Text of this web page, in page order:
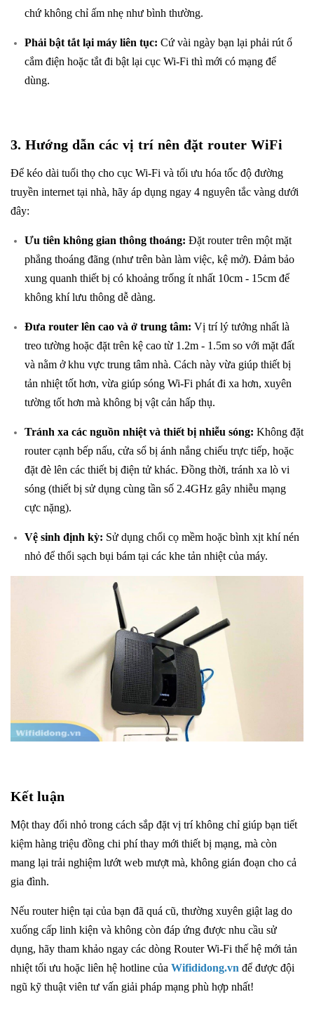
chứ không chỉ ấm nhẹ như bình thường.
Phải bật tắt lại máy liên tục: Cứ vài ngày bạn lại phải rút ổ
cắm điện hoặc tắt đi bật lại cục Wi-Fi thì mới có mạng để
dùng.
3. Hướng dẫn các vị trí nên đặt router WiFi
Để kéo dài tuổi thọ cho cục Wi-Fi và tối ưu hóa tốc độ đường
truyền internet tại nhà, hãy áp dụng ngay 4 nguyên tắc vàng dưới
đây:
Ưu tiên không gian thông thoáng: Đặt router trên một mặt
phẳng thoáng đãng (như trên bàn làm việc, kệ mở). Đảm bảo
xung quanh thiết bị có khoảng trống ít nhất 10cm - 15cm để
không khí lưu thông dễ dàng.
Đưa router lên cao và ở trung tâm: Vị trí lý tưởng nhất là
treo tường hoặc đặt trên kệ cao từ 1.2m - 1.5m so với mặt đất
và nằm ở khu vực trung tâm nhà. Cách này vừa giúp thiết bị
tản nhiệt tốt hơn, vừa giúp sóng Wi-Fi phát đi xa hơn, xuyên
tường tốt hơn mà không bị vật cản hấp thụ.
Tránh xa các nguồn nhiệt và thiết bị nhiễu sóng: Không đặt
router cạnh bếp nấu, cửa sổ bị ánh nắng chiếu trực tiếp, hoặc
đặt đè lên các thiết bị điện tử khác. Đồng thời, tránh xa lò vi
sóng (thiết bị sử dụng cùng tần số 2.4GHz gây nhiễu mạng
cực nặng).
Vệ sinh định kỳ: Sử dụng chổi cọ mềm hoặc bình xịt khí nén
nhỏ để thổi sạch bụi bám tại các khe tản nhiệt của máy.
Kết luận
Một thay đổi nhỏ trong cách sắp đặt vị trí không chỉ giúp bạn tiết
kiệm hàng triệu đồng chi phí thay mới thiết bị mạng, mà còn
mang lại trải nghiệm lướt web mượt mà, không gián đoạn cho cả
gia đình.
Nếu router hiện tại của bạn đã quá cũ, thường xuyên giật lag do
xuống cấp linh kiện và không còn đáp ứng được nhu cầu sử
dụng, hãy tham khảo ngay các dòng Router Wi-Fi thế hệ mới tản
nhiệt tối ưu hoặc liên hệ hotline của Wifididong.vn để được đội
ngũ kỹ thuật viên tư vấn giải pháp mạng phù hợp nhất!